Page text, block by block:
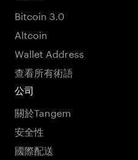
Bitcoin 3.0
Altcoin
Wallet Address
查看所有術語
公司
關於Tangem
安全性
國際配送